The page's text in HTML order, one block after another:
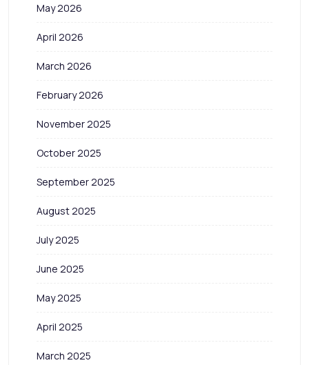
May 2026
April 2026
March 2026
February 2026
November 2025
October 2025
September 2025
August 2025
July 2025
June 2025
May 2025
April 2025
March 2025